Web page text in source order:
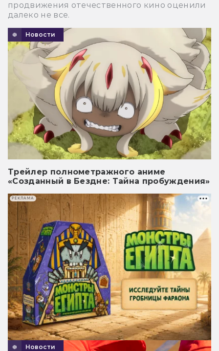
продвижения отечественного кино оценили
далеко не все.
Новости
Трейлер полнометражного аниме
«Созданный в Бездне: Тайна пробуждения»
Новости
РЕКЛАМА